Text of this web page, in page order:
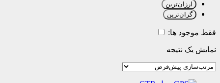
ارزان‌ترین
گران‌ترین
فقط موجود ها:
نمایش یک نتیجه